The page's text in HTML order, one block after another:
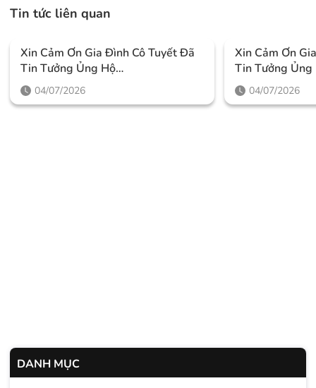
Tin tức liên quan
Xin Cảm Ơn Gia Đình Cô Tuyết Đã
Tin Tưởng Ủng Hộ
Thegioighemassage
04/07/2026
Xin Cảm Ơn
Tin Tưởng Ủng
04/07/2026
DANH MỤC